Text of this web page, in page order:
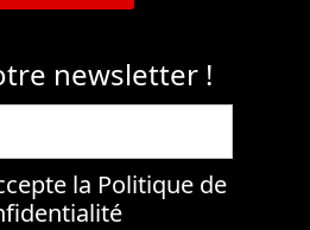
newsletter !
la Politique de